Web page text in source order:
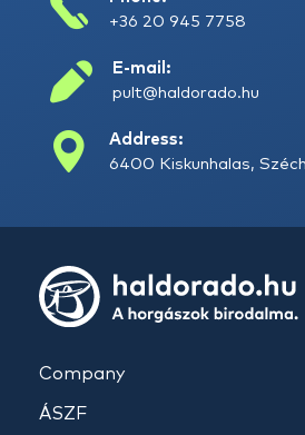
+36 20 945 7758
E-mail:
pult@haldorado.hu
Address:
6400 Kiskunhalas,
Company
ÁSZF